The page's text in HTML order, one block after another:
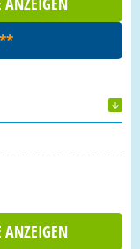
ANZEIGEN